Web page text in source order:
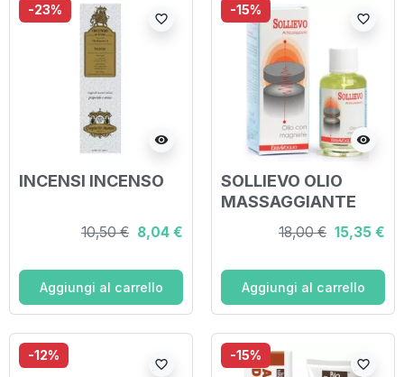
-23%
visibility
favorite_border
INCENSI INCENSO
10,50 € 8,04 €
Aggiungi al carrello
-15%
visibility
favorite_border
SOLLIEVO OLIO
MASSAGGIANTE
CON MAGN 30 ML
18,00 € 15,35 €
Aggiungi al carrello
-12%
favorite_border
-15%
favorite_border